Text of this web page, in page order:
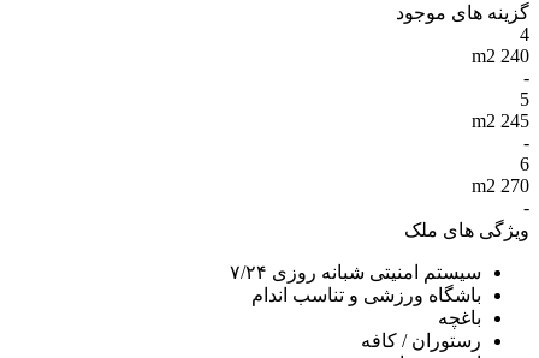
گزینه های موجود
4
240 m2
-
5
245 m2
-
6
270 m2
-
ویژگی های ملک
سیستم امنیتی شبانه روزی ۷/۲۴
باشگاه ورزشی و تناسب اندام
باغچه
رستوران / کافه